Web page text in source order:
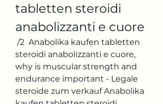
tabletten steroidi
anabolizzanti e cuore
steroidi anabolizzanti e cuore,
why is muscular strength and
endurance important - Legale
steroide zum verkauf Anabolika